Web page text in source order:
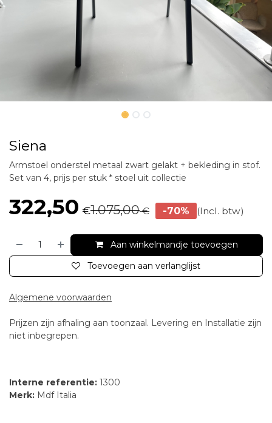
Siena
Armstoel onderstel metaal zwart gelakt + bekleding in stof.
Set van 4, prijs per stuk * stoel uit collectie
322,50 €1.075,00€ -70% (Incl. btw)
Aan winkelmandje toevoegen
Toevoegen aan verlanglijst
Algemene voorwaarden
Prijzen zijn afhaling aan toonzaal. Levering en Installatie zijn
niet inbegrepen.
Interne referentie: 1300
Merk: Mdf Italia